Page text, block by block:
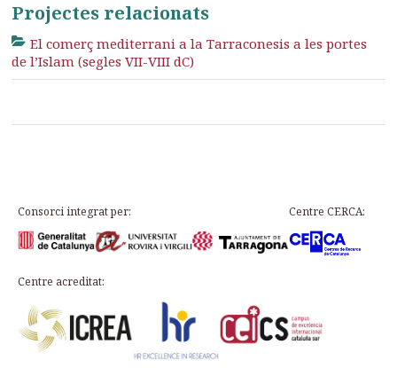
Projectes relacionats
El comerç mediterrani a la Tarraconesis a les portes
de l’Islam (segles VII-VIII dC)
Consorci integrat per: Centre CERCA:
Centre acreditat: